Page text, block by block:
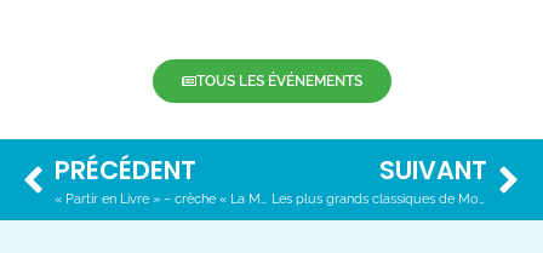
TOUS LES ÉVÉNEMENTS
PRÉCÉDENT SUIVANT